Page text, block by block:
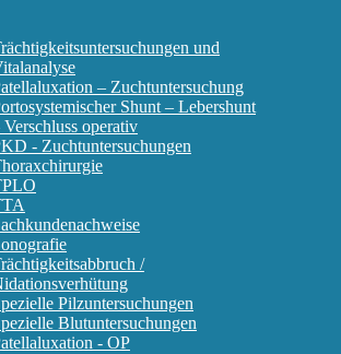
und
– Zuchtuntersuchung
Shunt – Lebershunt
Verschluss operativ
- Zuchtuntersuchungen
/
Pilzuntersuchungen
Blutuntersuchungen
- OP